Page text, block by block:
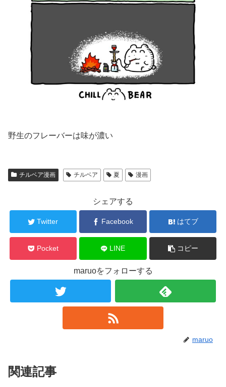
野生のフレーバーは味が濃い
チルベア漫画 チルベア 夏 漫画
シェアする
Twitter Facebook はてブ
Pocket LINE コピー
maruoをフォローする
maruo
関連記事